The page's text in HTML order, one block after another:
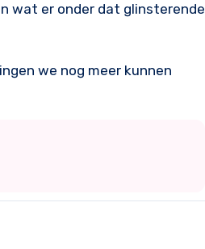
wat er onder dat glinsterende
we nog meer kunnen